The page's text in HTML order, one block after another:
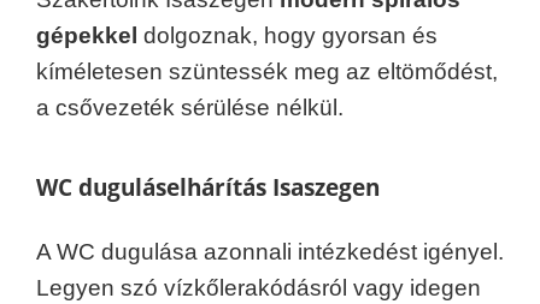
gépekkel dolgoznak, hogy gyorsan és
kíméletesen szüntessék meg az eltömődést,
a csővezeték sérülése nélkül.
WC duguláselhárítás Isaszegen
A WC dugulása azonnali intézkedést igényel.
Legyen szó vízkőlerakódásról vagy idegen